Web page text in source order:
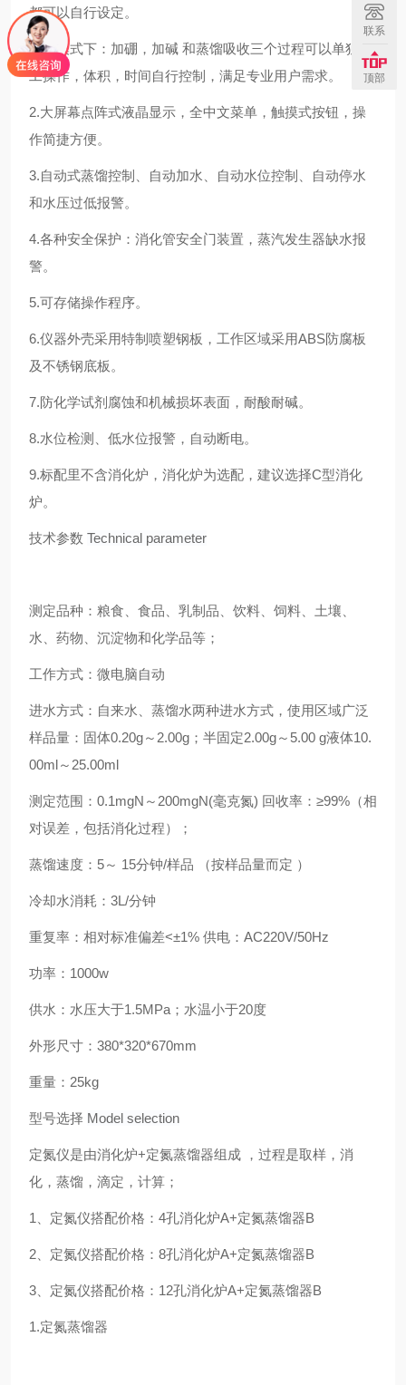
都可以自行设定。
人工模式下：加硼，加碱 和蒸馏吸收三个过程可以单独人
工操作，体积，时间自行控制，满足专业用户需求。
2.大屏幕点阵式液晶显示，全中文菜单，触摸式按钮，操
作简捷方便。
3.自动式蒸馏控制、自动加水、自动水位控制、自动停水
和水压过低报警。
4.各种安全保护：消化管安全门装置，蒸汽发生器缺水报
警。
5.可存储操作程序。
6.仪器外壳采用特制喷塑钢板，工作区域采用ABS防腐板
及不锈钢底板。
7.防化学试剂腐蚀和机械损坏表面，耐酸耐碱。
8.水位检测、低水位报警，自动断电。
9.标配里不含消化炉，消化炉为选配，建议选择C型消化
炉。
技术参数 Technical parameter
测定品种：粮食、食品、乳制品、饮料、饲料、土壤、
水、药物、沉淀物和化学品等；
工作方式：微电脑自动
进水方式：自来水、蒸馏水两种进水方式，使用区域广泛
样品量：固体0.20g～2.00g；半固定2.00g～5.00 g液体10.
00ml～25.00ml
测定范围：0.1mgN～200mgN(毫克氮) 回收率：≥99%（相
对误差，包括消化过程）；
蒸馏速度：5～ 15分钟/样品 （按样品量而定 ）
冷却水消耗：3L/分钟
重复率：相对标准偏差<±1% 供电：AC220V/50Hz
功率：1000w
供水：水压大于1.5MPa；水温小于20度
外形尺寸：380*320*670mm
重量：25kg
型号选择 Model selection
定氮仪是由消化炉+定氮蒸馏器组成 ，过程是取样，消
化，蒸馏，滴定，计算 ；
1、定氮仪搭配价格 ：4孔消化炉A+定氮蒸馏器B
2、定氮仪搭配价格 ：8孔消化炉A+定氮蒸馏器B
3、定氮仪搭配价格 ：12孔消化炉A+定氮蒸馏器B
1.定氮蒸馏器
联系
顶部